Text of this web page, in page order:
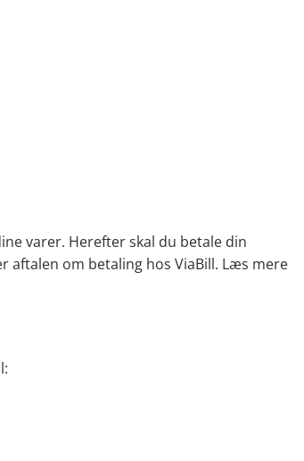
varer. Herefter skal du betale din
aftalen om betaling hos ViaBill. Læs mere